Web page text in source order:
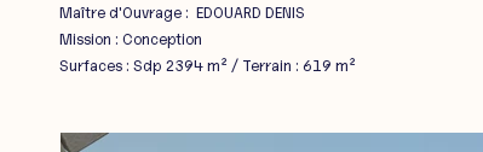
Maître d'Ouvrage : EDOUARD DENIS
Mission : Conception
Surfaces : Sdp 2394 m² / Terrain : 619 m²